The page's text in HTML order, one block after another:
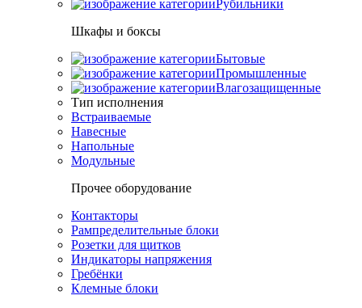
Рубильники
Шкафы и боксы
Бытовые
Промышленные
Влагозащищенные
Тип исполнения
Встраиваемые
Навесные
Напольные
Модульные
Прочее оборудование
Контакторы
Рампределительные блоки
Розетки для щитков
Индикаторы напряжения
Гребёнки
Клемные блоки